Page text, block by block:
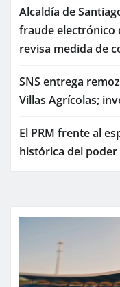
Alcaldía de
fraude electrónico
revisa medida de
SNS entrega
Villas Agrícolas;
El PRM frente al
histórica del poder